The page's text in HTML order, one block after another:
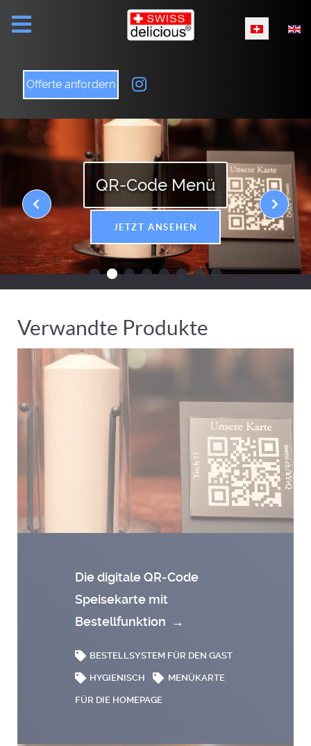
Offerte anfordern
Sprache
QR-Code Menü
JETZT ANSEHEN
Verwandte Produkte
Die digitale QR-Code
Speisekarte mit
Bestellfunktion →
BESTELLSYSTEM FÜR DEN GAST
HYGIENISCH MENÜKARTE
FÜR DIE HOMEPAGE